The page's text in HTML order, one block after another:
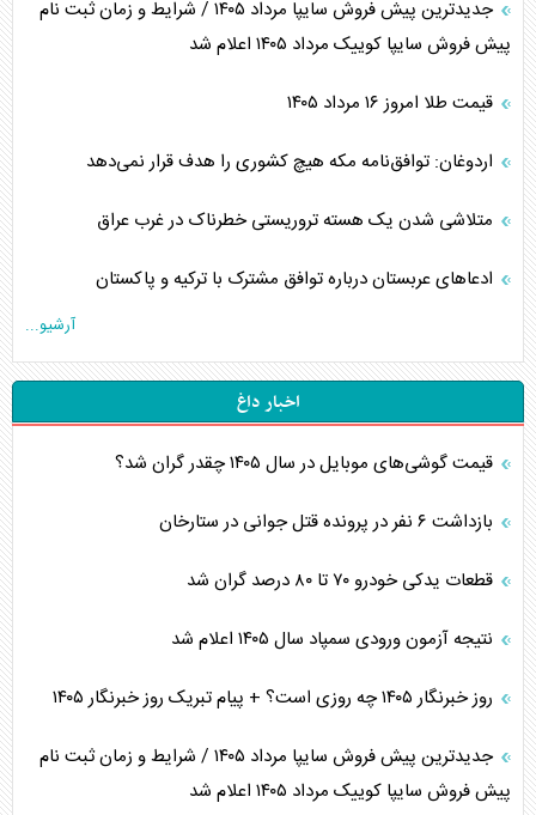
جدیدترین پیش فروش سایپا مرداد ۱۴۰۵ / شرایط و زمان ثبت نام
پیش فروش سایپا کوییک مرداد ۱۴۰۵ اعلام شد
قیمت طلا امروز ۱۶ مرداد ۱۴۰۵
اردوغان: توافق‌نامه مکه هیچ کشوری را هدف قرار نمی‌دهد
متلاشی شدن یک هسته تروریستی خطرناک در غرب عراق
ادعاهای عربستان درباره توافق مشترک با ترکیه و پاکستان
آرشیو...
اخبار داغ
قیمت گوشی‌های موبایل در سال ۱۴۰۵ چقدر گران شد؟
بازداشت ۶ نفر در پرونده قتل جوانی در ستارخان
قطعات یدکی خودرو ۷۰ تا ۸۰ درصد گران شد
نتیجه آزمون ورودی سمپاد سال ۱۴۰۵ اعلام شد
روز خبرنگار ۱۴۰۵ چه روزی است؟ + پیام تبریک روز خبرنگار ۱۴۰۵
جدیدترین پیش فروش سایپا مرداد ۱۴۰۵ / شرایط و زمان ثبت نام
پیش فروش سایپا کوییک مرداد ۱۴۰۵ اعلام شد